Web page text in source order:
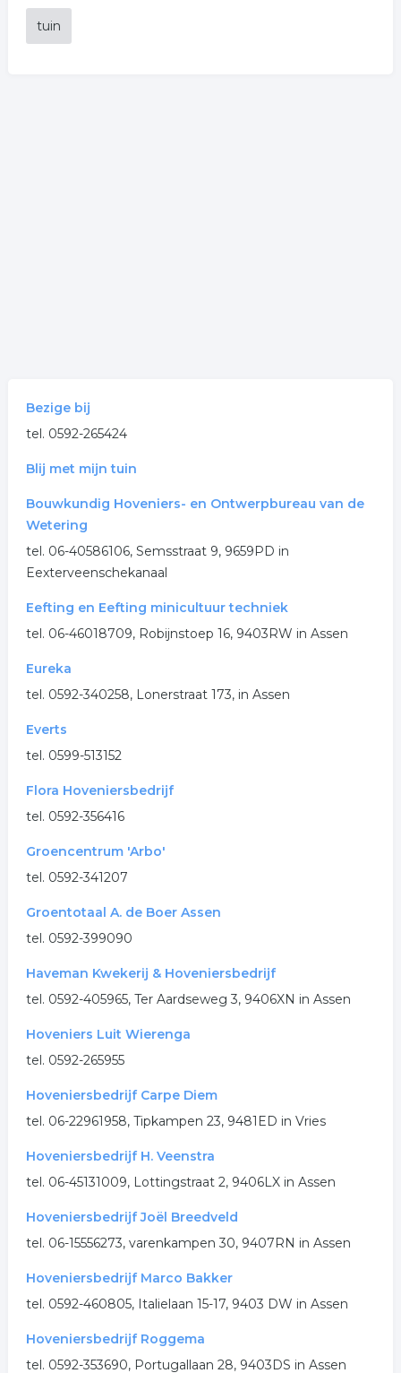
tuin
Bezige bij
tel. 0592-265424
Blij met mijn tuin
Bouwkundig Hoveniers- en Ontwerpbureau van de
Wetering
tel. 06-40586106, Semsstraat 9, 9659PD in
Eexterveenschekanaal
Eefting en Eefting minicultuur techniek
tel. 06-46018709, Robijnstoep 16, 9403RW in Assen
Eureka
tel. 0592-340258, Lonerstraat 173, in Assen
Everts
tel. 0599-513152
Flora Hoveniersbedrijf
tel. 0592-356416
Groencentrum 'Arbo'
tel. 0592-341207
Groentotaal A. de Boer Assen
tel. 0592-399090
Haveman Kwekerij & Hoveniersbedrijf
tel. 0592-405965, Ter Aardseweg 3, 9406XN in Assen
Hoveniers Luit Wierenga
tel. 0592-265955
Hoveniersbedrijf Carpe Diem
tel. 06-22961958, Tipkampen 23, 9481ED in Vries
Hoveniersbedrijf H. Veenstra
tel. 06-45131009, Lottingstraat 2, 9406LX in Assen
Hoveniersbedrijf Joël Breedveld
tel. 06-15556273, varenkampen 30, 9407RN in Assen
Hoveniersbedrijf Marco Bakker
tel. 0592-460805, Italielaan 15-17, 9403 DW in Assen
Hoveniersbedrijf Roggema
tel. 0592-353690, Portugallaan 28, 9403DS in Assen